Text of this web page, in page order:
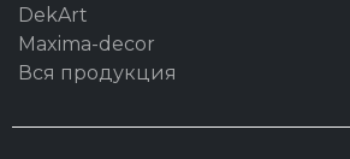
DekArt
Maxima-decor
Вся продукция